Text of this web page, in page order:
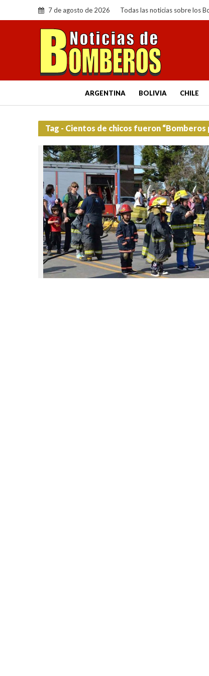
7 de agosto de 2026 Todas las noticias sobre los
ARGENTINA BOLIVIA CHILE
Tag - Cientos de chicos fueron “Bomberos